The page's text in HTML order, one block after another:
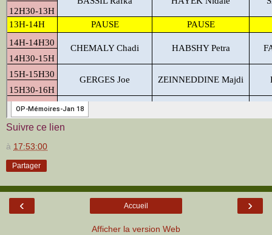
Suivre ce lien
à 17:53:00
Partager
‹ ›
Accueil
Afficher la version Web